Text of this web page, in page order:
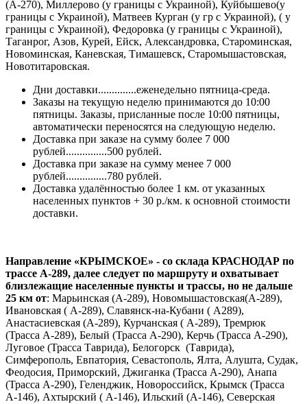
(А-270), Миллерово (у границы с Украиной), Куйбышево(у
границы с Украиной), Матвеев Курган (у гр с Украиной), ( у
границы с Украиной), Федоровка (у границы с Украиной),
Таганрог, Азов, Курей, Ейск, Александровка, Староминская,
Новоминская, Каневская, Тимашевск, Старомышастовская,
Новотитаровская.
Дни доставки..............еженедельно пятница-среда.
Заказы на текущую неделю принимаются до 10:00
пятницы. Заказы, присланные после 10:00 пятницы,
автоматически переносятся на следующую неделю.
Доставка при заказе на сумму более 7 000
рублей...............500 рублей.
Доставка при заказе на сумму менее 7 000
рублей...............780 рублей.
Доставка удалённостью более 1 км. от указанных
населенных пунктов + 30 р./км. к основной стоимости
доставки.
Направление «КРЫМСКОЕ» - со склада КРАСНОДАР по
трассе А-289, далее следует по маршруту и охватывает
близлежащие населенные пункты и трассы, но не дальше
25 км от: Марьинская (А-289), Новомышастовская(А-289),
Ивановская ( А-289), Славянск-на-Кубани ( А289),
Анастасиевская (А-289), Курчанская ( А-289), Тремрюк
(Трасса А-289), Белый (Трасса А-290), Керчь (Трасса А-290),
Луговое (Трасса Таврида), Белогорск (Таврида),
Симферополь, Евпатория, Севастополь, Ялта, Алушта, Судак,
Феодосия, Приморский, Джиганка (Трасса А-290), Анапа
(Трасса А-290), Геленджик, Новороссийск, Крымск (Трасса
А-146), Ахтырский ( А-146), Ильский (А-146), Северская